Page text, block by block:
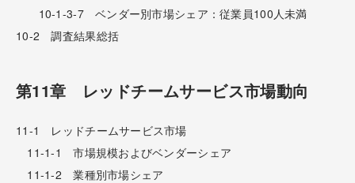
10-1-3-7 ベンダー別市場シェア：従業員100人未満
10-2 調査結果総括
第11章 レッドチームサービス市場動向
11-1 レッドチームサービス市場
11-1-1 市場規模およびベンダーシェア
11-1-2 業種別市場シェア